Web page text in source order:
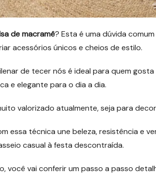
de macramê? Esta é uma dúvida
acessórios únicos e cheios de estilo.
de tecer nós é ideal para quem
e elegante para o dia a dia.
valorizado atualmente, seja para
essa técnica une beleza, resistência e
casual à festa descontraída.
você vai conferir um passo a passo